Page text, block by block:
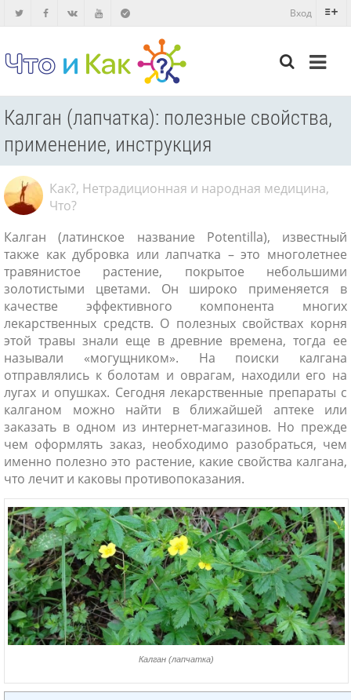
Вход
Калган (лапчатка): полезные свойства,
применение, инструкция
Как?, Нетрадиционная и народная медицина,
Что?
Калган (латинское название Potentilla), известный
также как дубровка или лапчатка – это многолетнее
травянистое растение, покрытое небольшими
золотистыми цветами. Он широко применяется в
качестве эффективного компонента многих
лекарственных средств. О полезных свойствах корня
этой травы знали еще в древние времена, тогда ее
называли «могущником». На поиски калгана
отправлялись к болотам и оврагам, находили его на
лугах и опушках. Сегодня лекарственные препараты с
калганом можно найти в ближайшей аптеке или
заказать в одном из интернет-магазинов. Но прежде
чем оформлять заказ, необходимо разобраться, чем
именно полезно это растение, какие свойства калгана,
что лечит и каковы противопоказания.
Калган (лапчатка)